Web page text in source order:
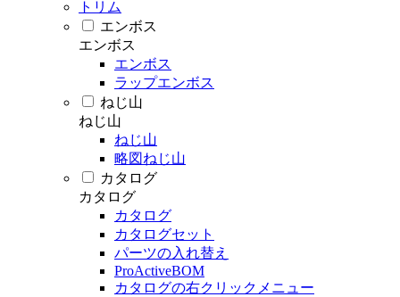
トリム
エンボス
エンボス
エンボス
ラップエンボス
ねじ山
ねじ山
ねじ山
略図ねじ山
カタログ
カタログ
カタログ
カタログセット
パーツの入れ替え
ProActiveBOM
カタログの右クリックメニュー